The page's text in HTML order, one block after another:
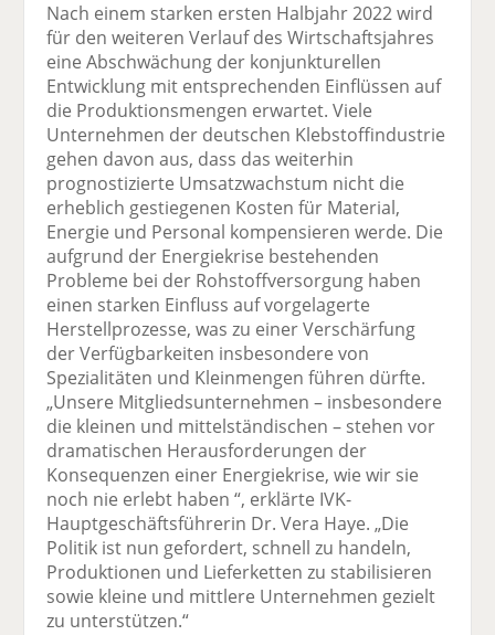
Nach einem starken ersten Halbjahr 2022 wird
für den weiteren Verlauf des Wirtschaftsjahres
eine Abschwächung der konjunkturellen
Entwicklung mit entsprechenden Einflüssen auf
die Produktionsmengen erwartet. Viele
Unternehmen der deutschen Klebstoffindustrie
gehen davon aus, dass das weiterhin
prognostizierte Umsatzwachstum nicht die
erheblich gestiegenen Kosten für Material,
Energie und Personal kompensieren werde. Die
aufgrund der Energiekrise bestehenden
Probleme bei der Rohstoffversorgung haben
einen starken Einfluss auf vorgelagerte
Herstellprozesse, was zu einer Verschärfung
der Verfügbarkeiten insbesondere von
Spezialitäten und Kleinmengen führen dürfte.
„Unsere Mitgliedsunternehmen – insbesondere
die kleinen und mittelständischen – stehen vor
dramatischen Herausforderungen der
Konsequenzen einer Energiekrise, wie wir sie
noch nie erlebt haben “, erklärte IVK-
Hauptgeschäftsführerin Dr. Vera Haye. „Die
Politik ist nun gefordert, schnell zu handeln,
Produktionen und Lieferketten zu stabilisieren
sowie kleine und mittlere Unternehmen gezielt
zu unterstützen.“